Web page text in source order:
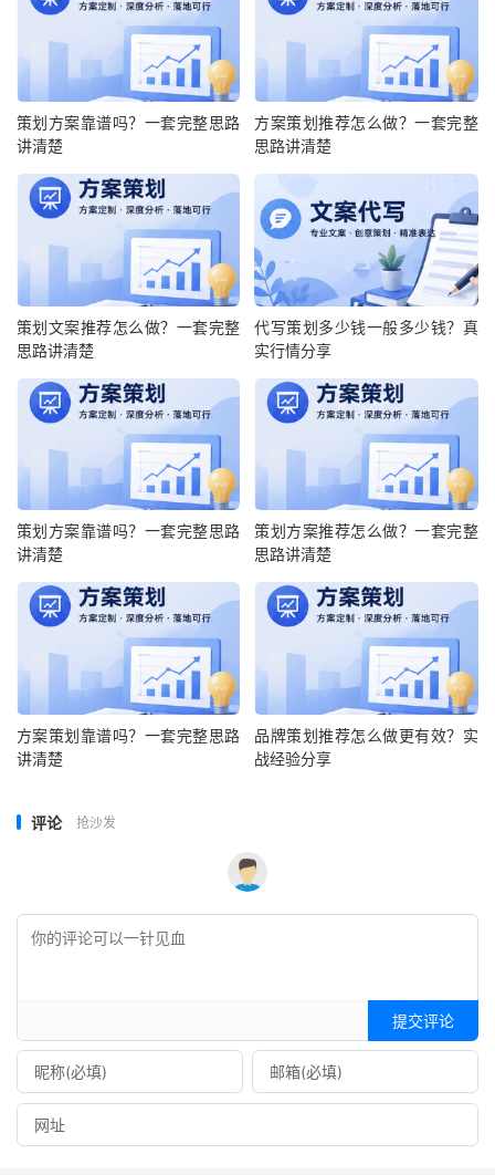
策划方案靠谱吗？一套完整思路
讲清楚
方案策划推荐怎么做？一套完整
思路讲清楚
策划文案推荐怎么做？一套完整
思路讲清楚
代写策划多少钱一般多少钱？真
实行情分享
策划方案靠谱吗？一套完整思路
讲清楚
策划方案推荐怎么做？一套完整
思路讲清楚
方案策划靠谱吗？一套完整思路
讲清楚
品牌策划推荐怎么做更有效？实
战经验分享
评论 抢沙发
提交评论